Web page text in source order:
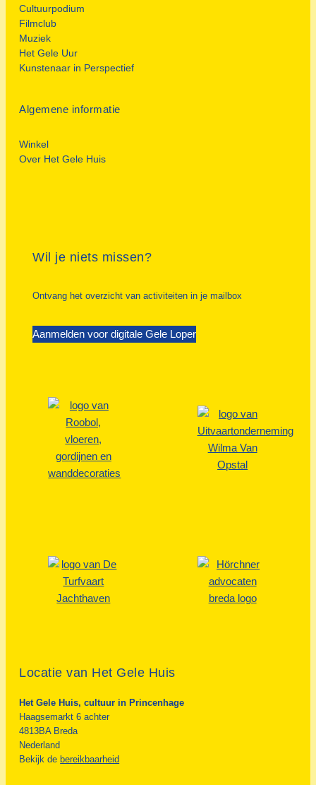
Cultuurpodium
Filmclub
Muziek
Het Gele Uur
Kunstenaar in Perspectief
Algemene informatie
Winkel
Over Het Gele Huis
Wil je niets missen?
Ontvang het overzicht van activiteiten in je mailbox
Aanmelden voor digitale Gele Loper
Locatie van Het Gele Huis
Het Gele Huis, cultuur in Princenhage
Haagsemarkt 6 achter
4813BA Breda
Nederland
Bekijk de bereikbaarheid